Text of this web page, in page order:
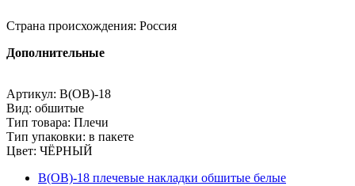
Страна происхождения: Россия
Дополнительные
Артикул: В(ОВ)-18
Вид: обшитые
Тип товара: Плечи
Тип упаковки: в пакете
Цвет: ЧЁРНЫЙ
В(ОВ)-18 плечевые накладки обшитые белые